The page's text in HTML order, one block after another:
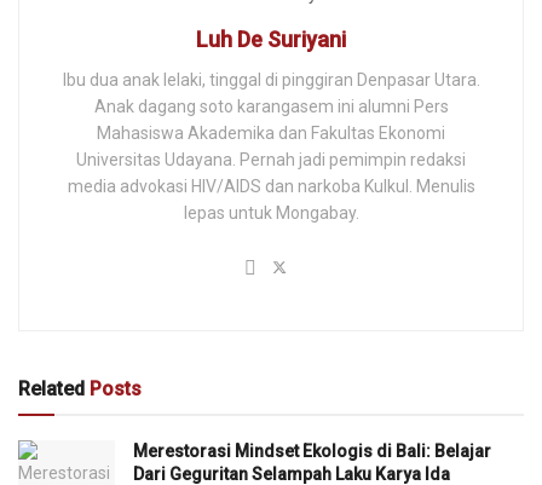
Luh De Suriyani
Ibu dua anak lelaki, tinggal di pinggiran Denpasar Utara.
Anak dagang soto karangasem ini alumni Pers
Mahasiswa Akademika dan Fakultas Ekonomi
Universitas Udayana. Pernah jadi pemimpin redaksi
media advokasi HIV/AIDS dan narkoba Kulkul. Menulis
lepas untuk Mongabay.
Related Posts
Merestorasi Mindset Ekologis di Bali: Belajar
Dari Geguritan Selampah Laku Karya Ida